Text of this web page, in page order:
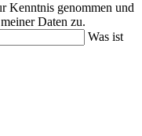
Kenntnis genommen und
Daten zu.
Was ist